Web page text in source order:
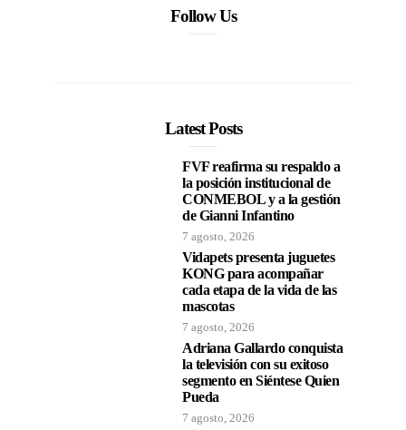
Follow Us
Latest Posts
FVF reafirma su respaldo a
la posición institucional de
CONMEBOL y a la gestión
de Gianni Infantino
7 agosto, 2026
Vidapets presenta juguetes
KONG para acompañar
cada etapa de la vida de las
mascotas
7 agosto, 2026
Adriana Gallardo conquista
la televisión con su exitoso
segmento en Siéntese Quien
Pueda
7 agosto, 2026